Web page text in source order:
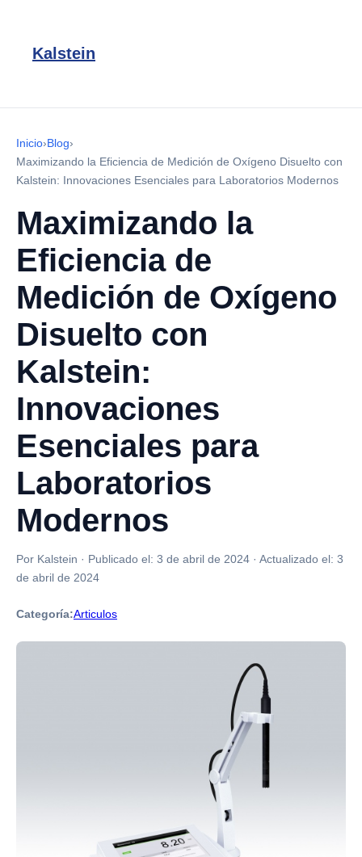
Kalstein
Inicio›Blog›
Maximizando la Eficiencia de Medición de Oxígeno Disuelto con
Kalstein: Innovaciones Esenciales para Laboratorios Modernos
Maximizando la
Eficiencia de
Medición de Oxígeno
Disuelto con
Kalstein:
Innovaciones
Esenciales para
Laboratorios
Modernos
Por Kalstein · Publicado el: 3 de abril de 2024 · Actualizado el: 3
de abril de 2024
Categoría:Articulos